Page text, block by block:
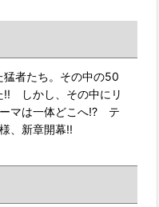
者たち。その中の50
!! しかし、その中にリ
マは一体どこへ!? テ
、新章開幕!!